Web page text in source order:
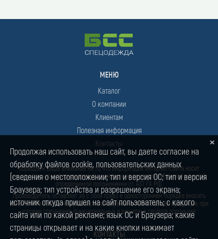
×
Продолжая использовать наш сайт, вы даете согласие на
обработку файлов cookie, пользовательских данных
(сведения о местоположении; тип и версия ОС; тип и версия
Браузера; тип устройства и разрешение его экрана;
источник откуда пришел на сайт пользователь; с какого
сайта или по какой рекламе; язык ОС и Браузера; какие
страницы открывает и на какие кнопки нажимает
МЕНЮ
Каталог
О компании
Клиентам
Полезная информация
Контакты
Обращаем ваше внимание на то, что информация интернет-сайта носит
исключительно информационный характер и не является публичной офертой,
определяемой положениями ст. 437 ГК РФ.
Производитель оставляет за с обой право в одностороннем порядке вносить
изменения в состав материалов, используемых в производстве продукции, при
условии сохранения функциональных и защитных свойств продукции.
КОНТАКТЫ